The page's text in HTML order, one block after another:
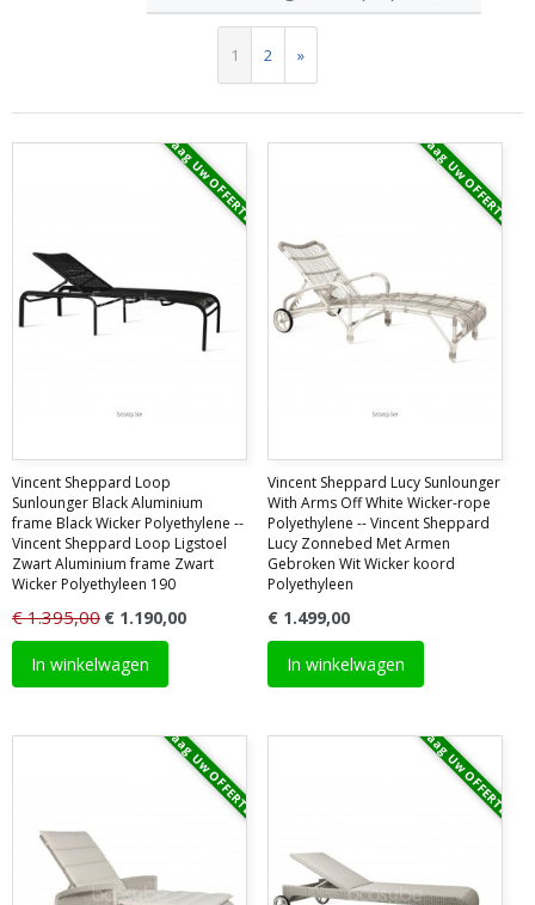
1 2 »
Vraag Uw OFFERTE
Vincent Sheppard Loop
Sunlounger Black Aluminium
frame Black Wicker Polyethylene --
Vincent Sheppard Loop Ligstoel
Zwart Aluminium frame Zwart
Wicker Polyethyleen 190
€ 1.395,00 € 1.190,00
In winkelwagen
Vraag Uw OFFERTE
Vincent Sheppard Lucy Sunlounger
With Arms Off White Wicker-rope
Polyethylene -- Vincent Sheppard
Lucy Zonnebed Met Armen
Gebroken Wit Wicker koord
Polyethyleen
€ 1.499,00
In winkelwagen
Vraag Uw OFFERTE Vraag Uw OFFERTE